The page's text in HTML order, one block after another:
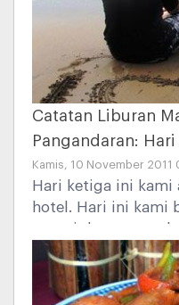
Catatan Liburan
Pangandaran: Hari
Kamis, 10 November 2011
Hari ketiga ini kami
hotel. Hari ini kami
pantai dan cagar
berangkat pagi
sewaan. Kali ini
salah satu staf